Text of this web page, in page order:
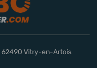
62490 Vitry-en-Artois